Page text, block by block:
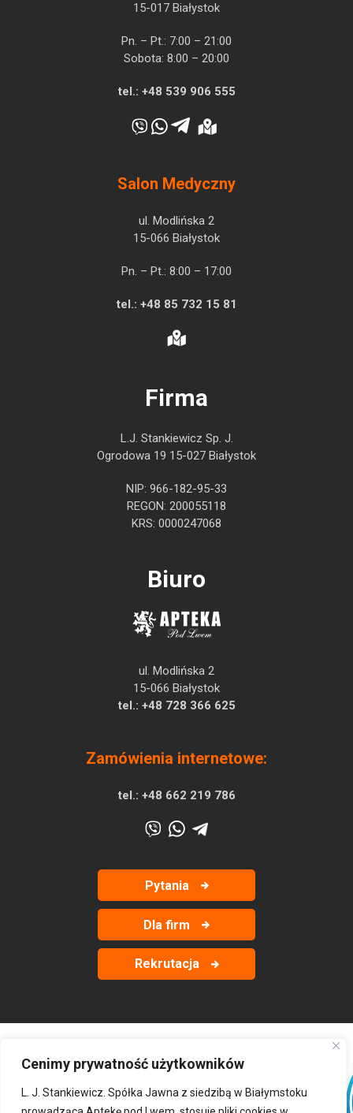
Cenimy prywatność użytkowników
L. J. Stankiewicz. Spółka Jawna z siedzibą w Białymstoku
15-017 Białystok
Pn. – Pt.: 7:00 – 21:00
Sobota: 8:00 – 20:00
tel.: +48 539 906 555
Salon Medyczny
ul. Modlińska 2
15-066 Białystok
Pn. – Pt.: 8:00 – 17:00
tel.: +48 85 732 15 81
Firma
L.J. Stankiewicz Sp. J.
Ogrodowa 19 15-027 Białystok
NIP: 966-182-95-33
REGON: 200055118
KRS: 0000247068
Biuro
ul. Modlińska 2
15-066 Białystok
tel.: +48 728 366 625
Zamówienia internetowe:
tel.: +48 662 219 786
Pytania
Dla firm
Rekrutacja
‹